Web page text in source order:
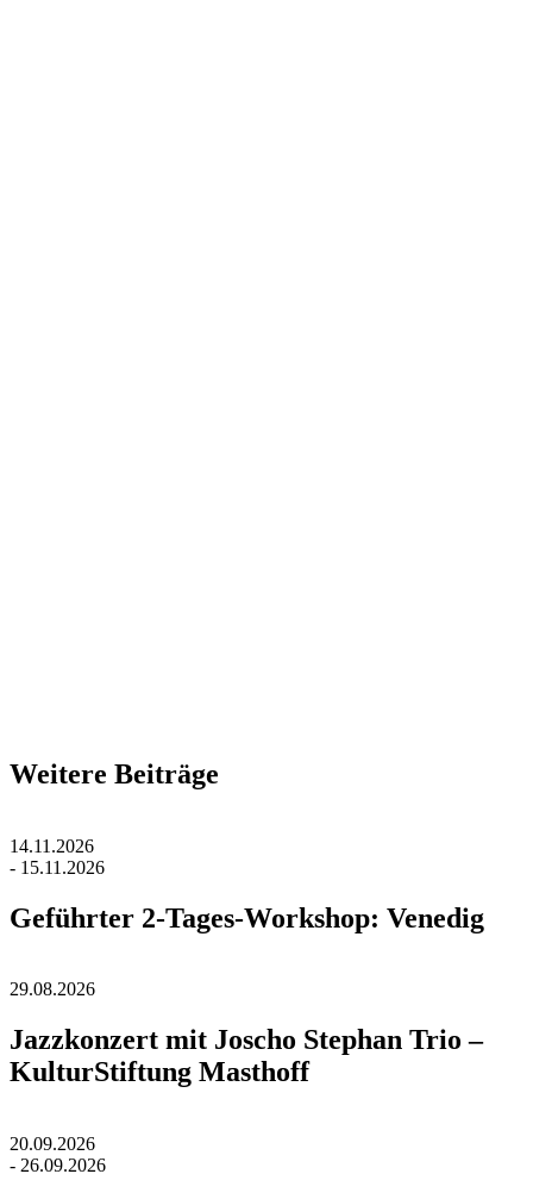
Weitere Beiträge
14.11.2026
- 15.11.2026
Geführter 2-Tages-Workshop: Venedig
29.08.2026
Jazzkonzert mit Joscho Stephan Trio –
KulturStiftung Masthoff
20.09.2026
- 26.09.2026